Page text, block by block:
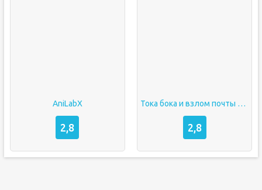
AniLabX
2,8
Тока бока и взлом почты скачать на редми 9
2,8